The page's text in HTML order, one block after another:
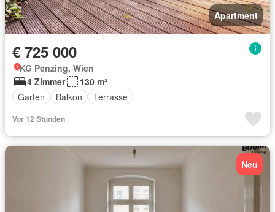
Apartment
€ 725 000
KG Penzing, Wien
4 Zimmer
130 m²
Garten
Balkon Terrasse
Vor 12 Stunden
Neu